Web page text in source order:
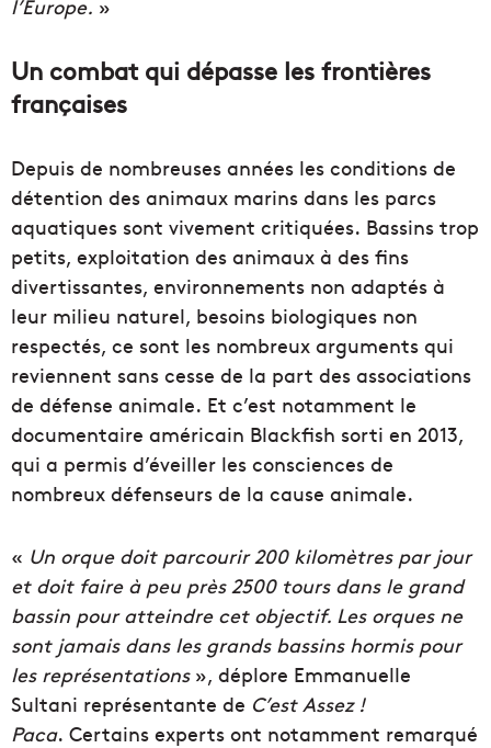
l’Europe. »
Un combat qui dépasse les frontières
françaises
Depuis de nombreuses années les conditions de
détention des animaux marins dans les parcs
aquatiques sont vivement critiquées. Bassins trop
petits, exploitation des animaux à des fins
divertissantes, environnements non adaptés à
leur milieu naturel, besoins biologiques non
respectés, ce sont les nombreux arguments qui
reviennent sans cesse de la part des associations
de défense animale. Et c’est notamment le
documentaire américain Blackfish sorti en 2013,
qui a permis d’éveiller les consciences de
nombreux défenseurs de la cause animale.
« Un orque doit parcourir 200 kilomètres par jour
et doit faire à peu près 2500 tours dans le grand
bassin pour atteindre cet objectif. Les orques ne
sont jamais dans les grands bassins hormis pour
les représentations», déplore Emmanuelle
Sultani représentante de C’est Assez !
Paca. Certains experts ont notamment remarqué